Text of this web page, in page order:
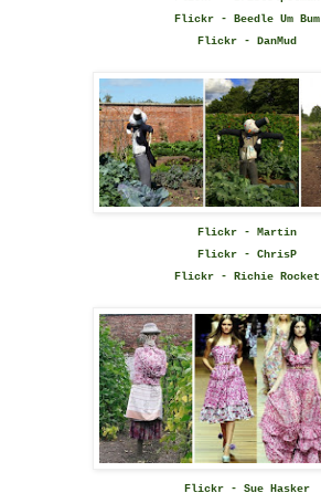
Flickr - Beedle Um Bum
Flickr - DanMud
Flickr - Martin
Flickr - ChrisP
Flickr - Richie Rocket
Flickr - Sue Hasker